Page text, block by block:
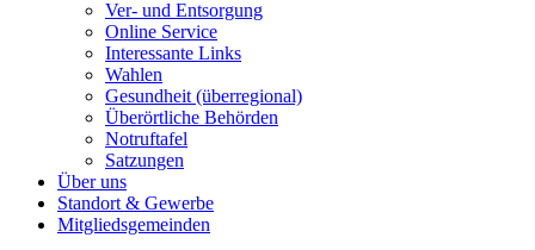
Ver- und Entsorgung
Online Service
Interessante Links
Wahlen
Gesundheit (überregional)
Überörtliche Behörden
Notruftafel
Satzungen
Über uns
Standort & Gewerbe
Mitgliedsgemeinden